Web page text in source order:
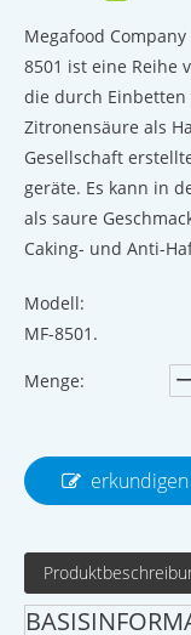
Megafood
8501 ist eine Reihe
die durch
Zitronensäure als
Gesellschaft
geräte. Es kann in
als saure
Caking- und Anti-
Modell:
MF-8501.
Menge:
erkundigen